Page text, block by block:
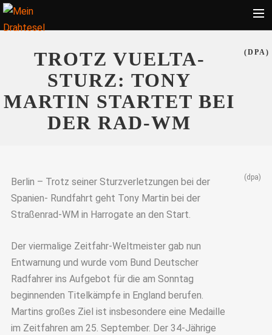
Suche
TROTZ VUELTA-
STURZ: TONY
MARTIN STARTET BEI
DER RAD-WM
(DPA)
Berlin – Trotz seiner Sturzverletzungen bei der
Spanien- Rundfahrt geht Tony Martin bei der
Straßenrad-WM in Harrogate an den Start.
Der viermalige Zeitfahr-Weltmeister gab nun
Entwarnung und wurde vom Bund Deutscher
Radfahrer ins Aufgebot für die am Sonntag
beginnenden Titelkämpfe in England berufen.
Martins großes Ziel ist insbesondere eine Medaille
im Zeitfahren am 25. September. Der 34-Jährige
(dpa)